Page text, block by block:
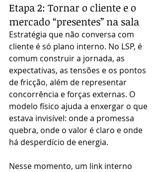
Etapa 2: Tornar o cliente e o
mercado “presentes” na sala
Estratégia que não conversa com
cliente é só plano interno. No LSP, é
comum construir a jornada, as
expectativas, as tensões e os pontos
de fricção, além de representar
concorrência e forças externas. O
modelo físico ajuda a enxergar o que
estava invisível: onde a promessa
quebra, onde o valor é claro e onde
há desperdício de energia.
Nesse momento, um link interno